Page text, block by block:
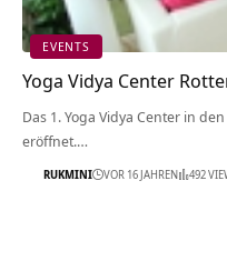
EVENTS
Yoga Vidya Center
Das 1. Yoga Vidya Center in
eröffnet.…
RUKMINI VOR 16 JAHREN 492